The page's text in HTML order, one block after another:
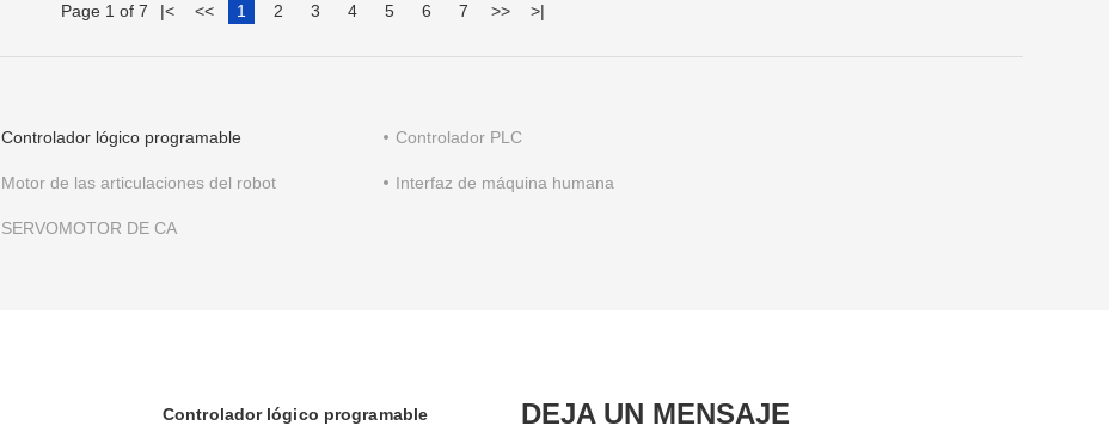
Page 1 of 7 |< << 1 2 3 4 5 6 7 >> >|
Controlador lógico programable Controlador PLC
Motor de las articulaciones del robot Interfaz de máquina humana
SERVOMOTOR DE CA
Controlador lógico programable DEJA UN MENSAJE